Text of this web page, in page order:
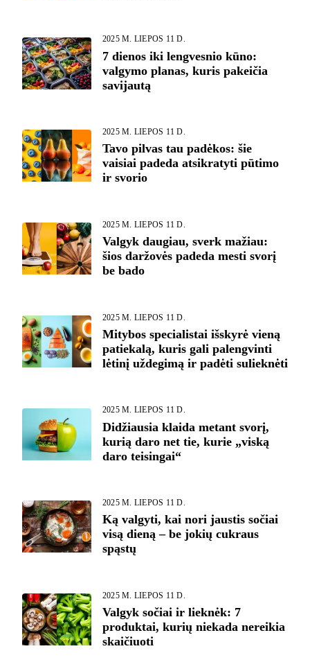
2025 M. LIEPOS 11 D.
7 dienos iki lengvesnio kūno:
valgymo planas, kuris pakeičia
savijautą
2025 M. LIEPOS 11 D.
Tavo pilvas tau padėkos: šie
vaisiai padeda atsikratyti pūtimo
ir svorio
2025 M. LIEPOS 11 D.
Valgyk daugiau, sverk mažiau:
šios daržovės padeda mesti svorį
be bado
2025 M. LIEPOS 11 D.
Mitybos specialistai išskyrė vieną
patiekalą, kuris gali palengvinti
lėtinį uždegimą ir padėti sulieknėti
2025 M. LIEPOS 11 D.
Didžiausia klaida metant svorį,
kurią daro net tie, kurie „viską
daro teisingai“
2025 M. LIEPOS 11 D.
Ką valgyti, kai nori jaustis sočiai
visą dieną – be jokių cukraus
spąstų
2025 M. LIEPOS 11 D.
Valgyk sočiai ir lieknėk: 7
produktai, kurių niekada nereikia
skaičiuoti